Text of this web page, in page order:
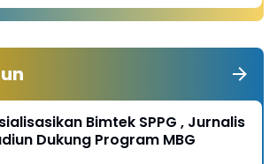
Bimtek SPPG , Jurnalis
Dukung Program MBG